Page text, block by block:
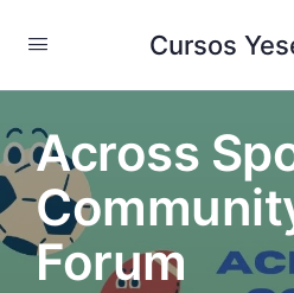
Cursos
Across
Forum